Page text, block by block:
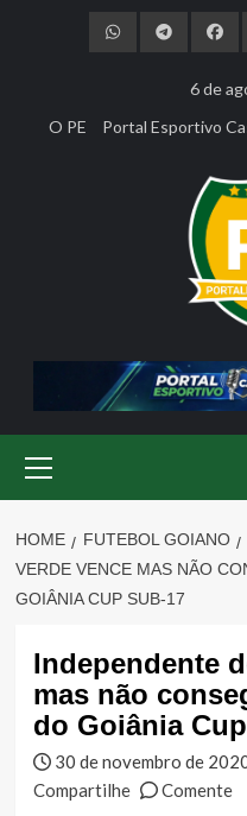
6 de
O PE
Portal Esportivo
Menu
HOME FUTEBOL GOIANO
VERDE VENCE MAS NÃO
GOIÂNIA CUP SUB-17
Independente
mas não
do Goiânia
30 de novembro de
Compartilhe
Comente